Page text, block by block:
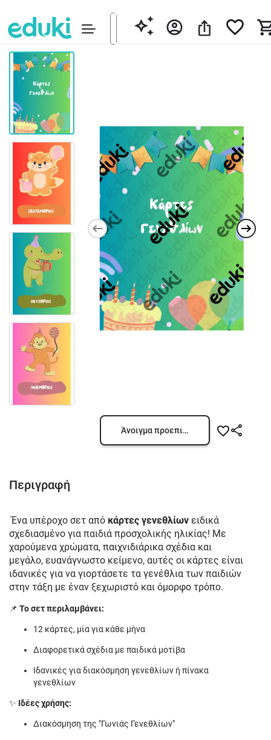
Άνοιγμα προεπισκόπησης
Περιγραφή
Ένα υπέροχο σετ από κάρτες γενεθλίων ειδικά
σχεδιασμένο για παιδιά προσχολικής ηλικίας! Με
χαρούμενα χρώματα, παιχνιδιάρικα σχέδια και
μεγάλο, ευανάγνωστο κείμενο, αυτές οι κάρτες είναι
ιδανικές για να γιορτάσετε τα γενέθλια των παιδιών
στην τάξη με έναν ξεχωριστό και όμορφο τρόπο.
📌 Το σετ περιλαμβάνει:
12 κάρτες, μία για κάθε μήνα
Διαφορετικά σχέδια με παιδικά μοτίβα
Ιδανικές για διακόσμηση γενεθλίων ή πίνακα
γενεθλίων
✨ Ιδέες χρήσης:
Διακόσμηση της "Γωνιάς Γενεθλίων"